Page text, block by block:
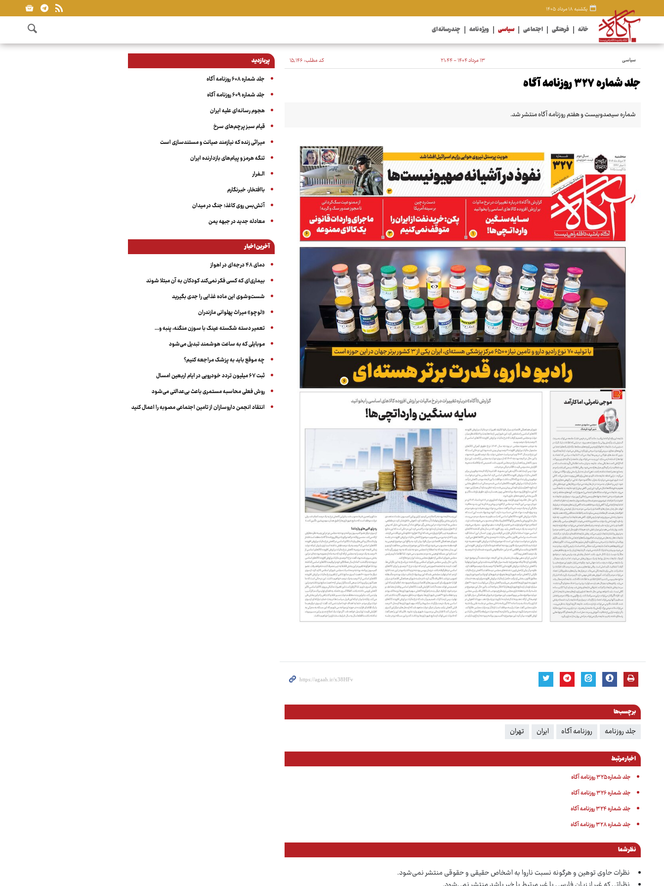
یکشنبه ۱۸ مرداد ۱۴۰۵
خانه فرهنگی اجتماعی سیاسی ویژه نامه چندرسانه ای
سیاسی ۱۳ مرداد ۱۴۰۴ - ۲۱:۴۴ کد مطلب:۱۵٬۱۴۶
جلد شماره ۳۲۷ روزنامه آگاه
شماره سیصدوبیست و هفتم روزنامه آگاه منتشر شد.
برچسب‌ها
جلد روزنامه روزنامه آگاه ایران تهران
اخبار مرتبط
جلد شماره ۳۲۵ روزنامه آگاه
جلد شماره ۳۲۶ روزنامه آگاه
جلد شماره ۳۲۴ روزنامه آگاه
جلد شماره ۳۲۸ روزنامه آگاه
نظر شما
نظرات حاوی توهین و هرگونه نسبت ناروا به اشخاص حقیقی و حقوقی منتشر نمی‌شود.
پربازدید
جلد شماره ۶۰۸ روزنامه آگاه
جلد شماره ۶۰۹ روزنامه آگاه
هجوم رسانه‌ای علیه ایران
قیام سبز پرچم‌های سرخ
میراثی زنده که نیازمند صیانت و مستندسازی است
تنگه هرمز و پیام‌های بازدارنده ایران
الــفرار
باافتخار، خبرنگارم
آتش‌بس روی کاغذ؛ جنگ در میدان
معادله جدید در جبهه یمن
آخرین اخبار
دمای ۴۸ درجه‌ای در اهواز
بیماری‌ای که کسی فکر نمی‌کند کودکان به آن مبتلا شوند
شست‌وشوی این ماده غذایی را جدی بگیرید
«لوچو» میراث پهلوانی مازندران
تعمیر دسته شکسته عینک با سوزن منگنه، پنبه و...
موبایلی که به ساعت هوشمند تبدیل می‌شود
چه موقع باید به پزشک مراجعه کنیم؟
ثبت ۶۷ میلیون تردد خودرویی در ایام اربعین امسال
روش فعلی محاسبه مستمری باعث بی‌عدالتی می‌شود
انتقاد انجمن داروسازان از تامین اجتماعی مصوبه را اعمال کنید